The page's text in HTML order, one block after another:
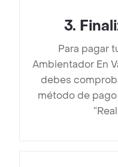
3.
Para pagar
Ambientador En
debes
método de